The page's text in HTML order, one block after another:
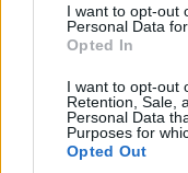
I want to opt-out
Personal Data
Opted In
I want to opt-out
Retention, Sale,
Personal Data
Purposes for
Opted Out
Koncseg Zoltán